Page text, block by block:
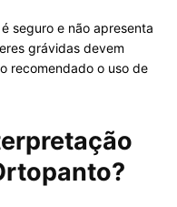
seguro e não apresenta
grávidas devem
recomendado o uso de